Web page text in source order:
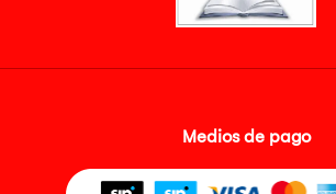
Medios de pago